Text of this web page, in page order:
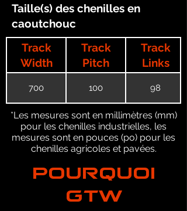
Taille(s) des chenilles en
caoutchouc
Track
Width
Track
Pitch
Track
Links
700 100 98
*Les mesures sont en millimètres (mm)
pour les chenilles industrielles, les
mesures sont en pouces (po) pour les
chenilles agricoles et pavées.
POURQUOI
GTW